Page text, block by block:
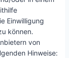
Einwilligung
können.
von
Hinweise: